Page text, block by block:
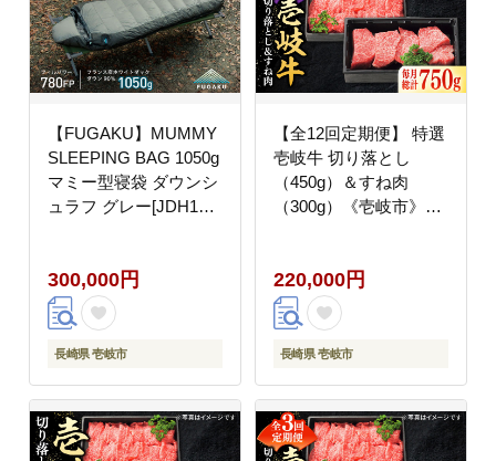
【FUGAKU】MUMMY
SLEEPING BAG 1050g
マミー型寝袋 ダウンシ
ュラフ グレー[JDH109]
300,000円
長崎県 壱岐市
【全12回定期便】 特選
壱岐牛 切り落とし
（450g）＆すね肉
（300g）《壱岐市》
薄切り すき焼き しゃぶ
しゃぶ カレー シチュー
煮込み 定期便 200000
200000円 20万円
220,000円
長崎県 壱岐市